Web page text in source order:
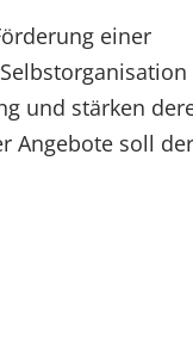
einer
und stärken
Angebote soll der